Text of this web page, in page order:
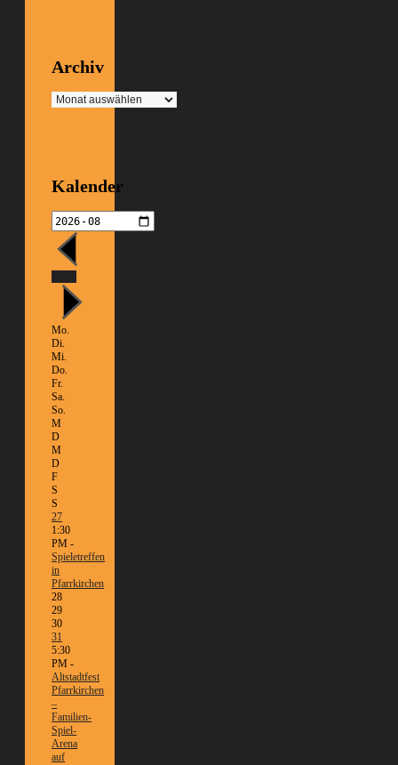
Archiv
Archiv
Kalender
Mo.
Di.
Mi.
Do.
Fr.
Sa.
So.
M
D
M
D
F
S
S
27
1:30
PM -
Spieletreffen
in
Pfarrkirchen
28
29
30
31
5:30
PM -
Altstadtfest
Pfarrkirchen
–
Familien-
Spiel-
Arena
auf